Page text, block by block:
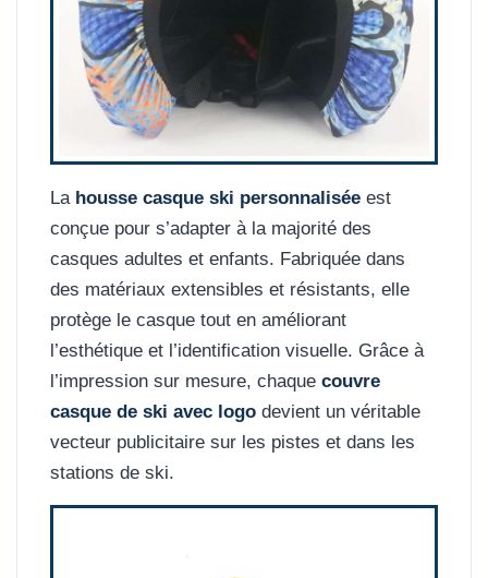
La housse casque ski personnalisée est
conçue pour s’adapter à la majorité des
casques adultes et enfants. Fabriquée dans
des matériaux extensibles et résistants, elle
protège le casque tout en améliorant
l’esthétique et l’identification visuelle. Grâce à
l’impression sur mesure, chaque couvre
casque de ski avec logo devient un véritable
vecteur publicitaire sur les pistes et dans les
stations de ski.